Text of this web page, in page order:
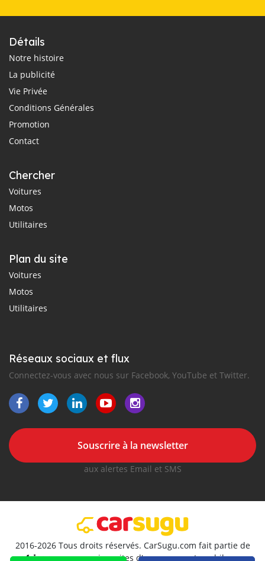
Détails
Notre histoire
La publicité
Vie Privée
Conditions Générales
Promotion
Contact
Chercher
Voitures
Motos
Utilitaires
Plan du site
Voitures
Motos
Utilitaires
Réseaux sociaux et flux
Connectez-vous avec nous sur Facebook, YouTube et Twitter.
Souscrire à la newsletter
aux alertes Email et SMS
2016-2026 Tous droits réservés. CarSugu.com fait partie de
, premiers sites d'annonces automobiles en